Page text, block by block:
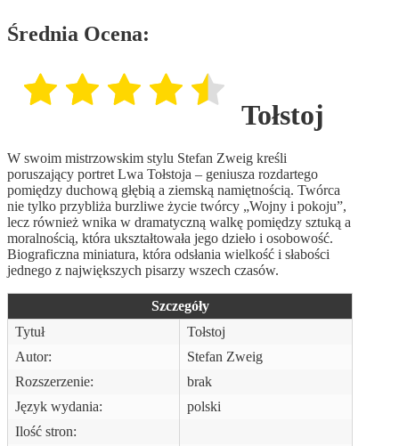
Średnia Ocena:
Tołstoj
W swoim mistrzowskim stylu Stefan Zweig kreśli
poruszający portret Lwa Tołstoja – geniusza rozdartego
pomiędzy duchową głębią a ziemską namiętnością. Twórca
nie tylko przybliża burzliwe życie twórcy „Wojny i pokoju”,
lecz również wnika w dramatyczną walkę pomiędzy sztuką a
moralnością, która ukształtowała jego dzieło i osobowość.
Biograficzna miniatura, która odsłania wielkość i słabości
jednego z największych pisarzy wszech czasów.
Szczegóły
Tytuł
Tołstoj
Autor:
Stefan Zweig
Rozszerzenie:
brak
Język wydania:
polski
Ilość stron: